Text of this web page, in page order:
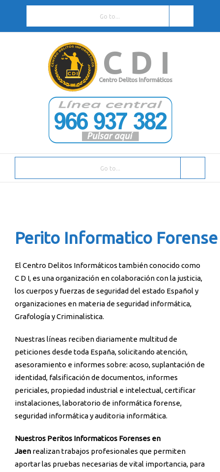
Go to...
Go to...
Perito Informatico
El Centro Delitos Informáticos también conocido como
C D I, es una organización en colaboración con la justicia,
los cuerpos y fuerzas de seguridad del estado Español y
organizaciones en materia de seguridad informática,
Grafología y Criminalistica.
Nuestras líneas reciben diariamente multitud de
peticiones desde toda España, solicitando atención,
asesoramiento e informes sobre: acoso, suplantación de
identidad, falsificación de documentos, informes
periciales, propiedad industrial e intelectual, certificar
instalaciones, laboratorio de informática forense,
seguridad informática y auditoria informática.
Nuestros Peritos Informaticos Forenses en
Jaen realizan trabajos profesionales que permiten
aportar las pruebas necesarias de vital importancia, para